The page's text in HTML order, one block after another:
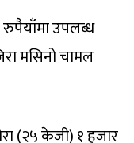
रुपैयाँमा उपलब्ध
मसिनो चामल
(२५ केजी) १ हजार